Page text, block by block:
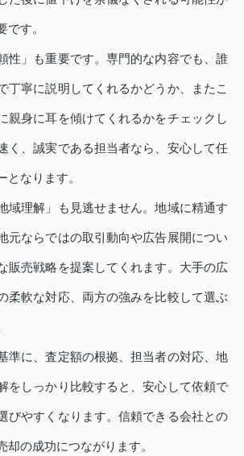
です。
性」も重要です。専門的な内容でも、誰
丁寧に説明してくれるかどうか、またこ
親身に耳を傾けてくれるかをチェックし
く、誠実である担当者なら、安心して任
となります。
域理解」も見逃せません。地域に精通す
元ならではの取引動向や広告展開につい
販売戦略を提案してくれます。大手の広
柔軟な対応、両方の強みを比較して選ぶ
準に、査定額の根拠、担当者の対応、地
をしっかり比較すると、安心して依頼で
びやすくなります。信頼できる会社との
却の成功につながります。